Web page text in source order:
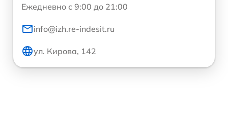
Ежедневно с 9:00 до 21:00
info@izh.re-indesit.ru
ул. Кирова, 142